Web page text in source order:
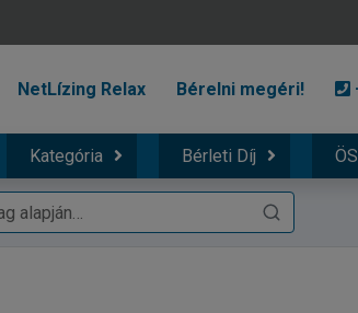
NetLízing Relax Bérelni megéri!
Kategória Bérleti Díj